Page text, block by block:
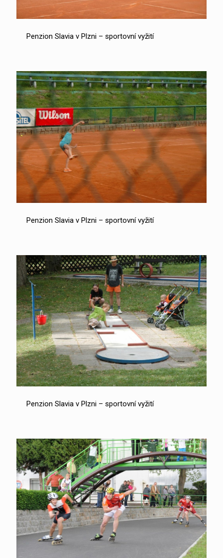
Penzion Slavia v Plzni – sportovní vyžití
Penzion Slavia v Plzni – sportovní vyžití
Penzion Slavia v Plzni – sportovní vyžití